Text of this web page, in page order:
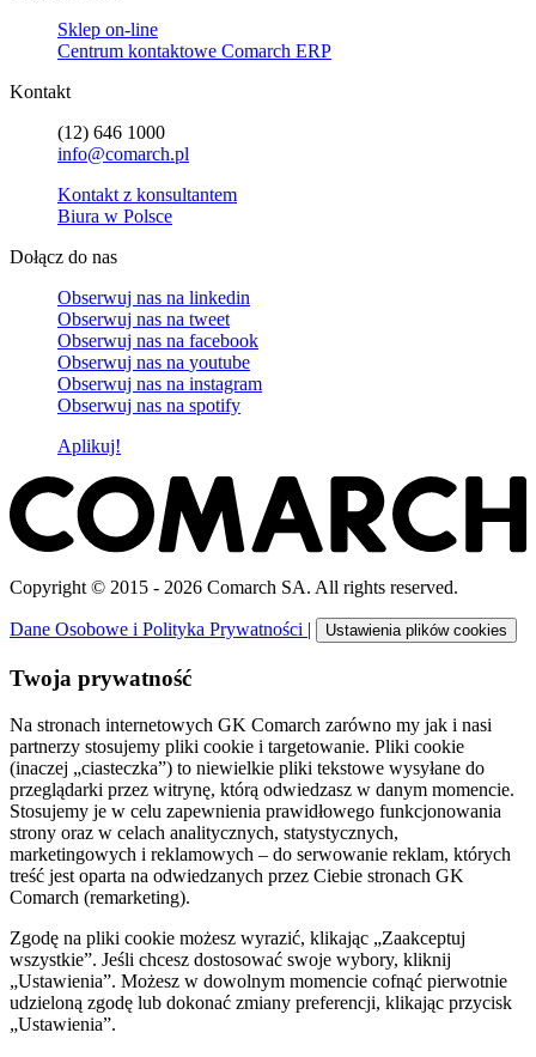
Sklep on-line
Centrum kontaktowe Comarch ERP
Kontakt
(12) 646 1000
info@comarch.pl
Kontakt z konsultantem
Biura w Polsce
Dołącz do nas
Obserwuj nas na linkedin
Obserwuj nas na tweet
Obserwuj nas na facebook
Obserwuj nas na youtube
Obserwuj nas na instagram
Obserwuj nas na spotify
Aplikuj!
Copyright © 2015 - 2026 Comarch SA. All rights reserved.
Dane Osobowe i Polityka Prywatności | Ustawienia plików cookies
Twoja prywatność
Na stronach internetowych GK Comarch zarówno my jak i nasi
partnerzy stosujemy pliki cookie i targetowanie. Pliki cookie
(inaczej „ciasteczka”) to niewielkie pliki tekstowe wysyłane do
przeglądarki przez witrynę, którą odwiedzasz w danym momencie.
Stosujemy je w celu zapewnienia prawidłowego funkcjonowania
strony oraz w celach analitycznych, statystycznych,
marketingowych i reklamowych – do serwowanie reklam, których
treść jest oparta na odwiedzanych przez Ciebie stronach GK
Comarch (remarketing).
Zgodę na pliki cookie możesz wyrazić, klikając „Zaakceptuj
wszystkie”. Jeśli chcesz dostosować swoje wybory, kliknij
„Ustawienia”. Możesz w dowolnym momencie cofnąć pierwotnie
udzieloną zgodę lub dokonać zmiany preferencji, klikając przycisk
„Ustawienia”.